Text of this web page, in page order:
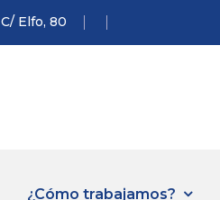
C/ Elfo, 80
¿Cómo trabajamos?